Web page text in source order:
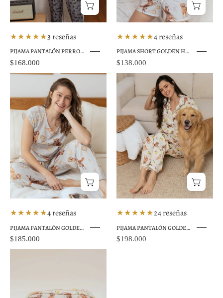
★★★★★3 reseñas
PIJAMA PANTALÓN PERROS MASCULINO TPM001
$168.000
★★★★★4 reseñas
PIJAMA SHORT GOLDEN HONGOS GRIS TS0034
$138.000
Pijama
pantalón
perros
Golden
Hongos
gris
★★★★★4 reseñas
PIJAMA PANTALÓN GOLDEN HONGOS GRIS TP0064
$185.000
Pijama
pantalón
perros
Golden
Limones
★★★★★24 reseñas
PIJAMA PANTALÓN GOLDEN LIMONES TP0053
$198.000
Limones